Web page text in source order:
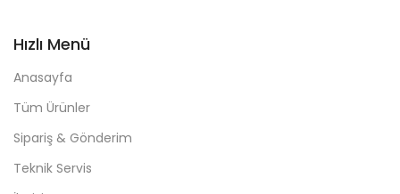
Hızlı Menü
Anasayfa
Tüm Ürünler
Sipariş & Gönderim
Teknik Servis